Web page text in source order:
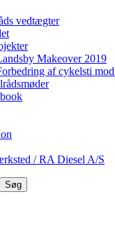
vedtægter
Makeover 2019
af cykelsti
/ RA Diesel A/S